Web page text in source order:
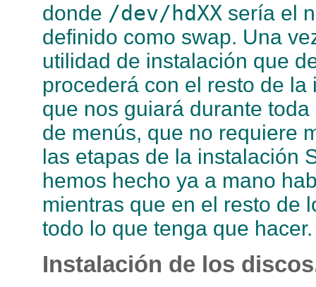
donde /dev/hdXX sería el
definido como swap. Una
utilidad de instalación que
procederá con el resto de
que nos guiará durante
de menús, que no requiere
las etapas de la instalación
hemos hecho ya a mano
mientras que en el resto de
todo lo que tenga que hacer.
Instalación de los